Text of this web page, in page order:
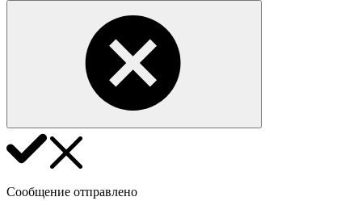
Сообщение отправлено